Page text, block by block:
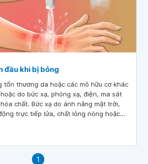
đầu khi bị bỏng
tổn thương da hoặc các mô hữu cơ khác
do bức xạ, phóng xạ, điện, ma sát
chất. Bức xạ do ánh nắng mặt trời,
trực tiếp lửa, chất lỏng nóng hoặc
1